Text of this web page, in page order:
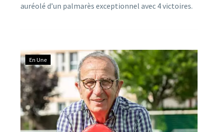
auréolé d’un palmarès exceptionnel avec 4 victoires.
constatées dans les études menées par le professeur
Raoult. Dans cet entretien, ce chercheur émérite
s’explique sur cette démarche de vérité et sur son
amour pour les 100 km de Millau.
En Une